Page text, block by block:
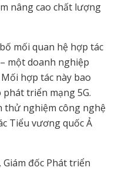
nâng cao chất lượng
mối quan hệ hợp tác
một doanh nghiệp
hợp tác này bao
triển mạng 5G.
thử nghiệm công nghệ
Tiểu vương quốc Ả
đốc Phát triển